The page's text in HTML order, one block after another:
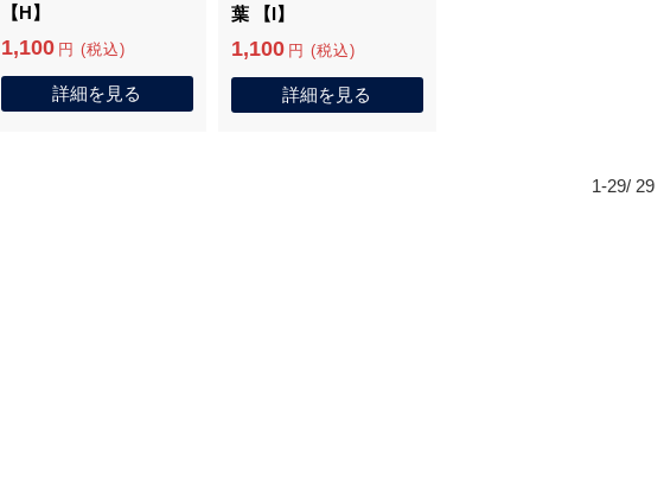
【H】
1,100 円 (税込)
詳細を見る
葉 【I】
1,100 円 (税込)
詳細を見る
1-29/ 29